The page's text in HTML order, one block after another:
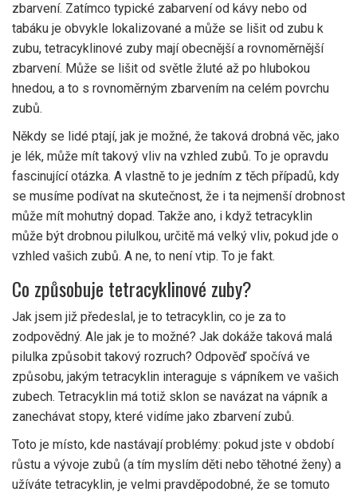
zbarvení. Zatímco typické zabarvení od kávy nebo od
tabáku je obvykle lokalizované a může se lišit od zubu k
zubu, tetracyklinové zuby mají obecnější a rovnoměrnější
zbarvení. Může se lišit od světle žluté až po hlubokou
hnedou, a to s rovnoměrným zbarvením na celém povrchu
zubů.
Někdy se lidé ptají, jak je možné, že taková drobná věc, jako
je lék, může mít takový vliv na vzhled zubů. To je opravdu
fascinující otázka. A vlastně to je jedním z těch případů, kdy
se musíme podívat na skutečnost, že i ta nejmenší drobnost
může mít mohutný dopad. Takže ano, i když tetracyklin
může být drobnou pilulkou, určitě má velký vliv, pokud jde o
vzhled vašich zubů. A ne, to není vtip. To je fakt.
Co způsobuje tetracyklinové zuby?
Jak jsem již předeslal, je to tetracyklin, co je za to
zodpovědný. Ale jak je to možné? Jak dokáže taková malá
pilulka způsobit takový rozruch? Odpověď spočívá ve
způsobu, jakým tetracyklin interaguje s vápníkem ve vašich
zubech. Tetracyklin má totiž sklon se navázat na vápník a
zanechávat stopy, které vidíme jako zbarvení zubů.
Toto je místo, kde nastávají problémy: pokud jste v období
růstu a vývoje zubů (a tím myslím děti nebo těhotné ženy) a
užíváte tetracyklin, je velmi pravděpodobné, že se tomuto